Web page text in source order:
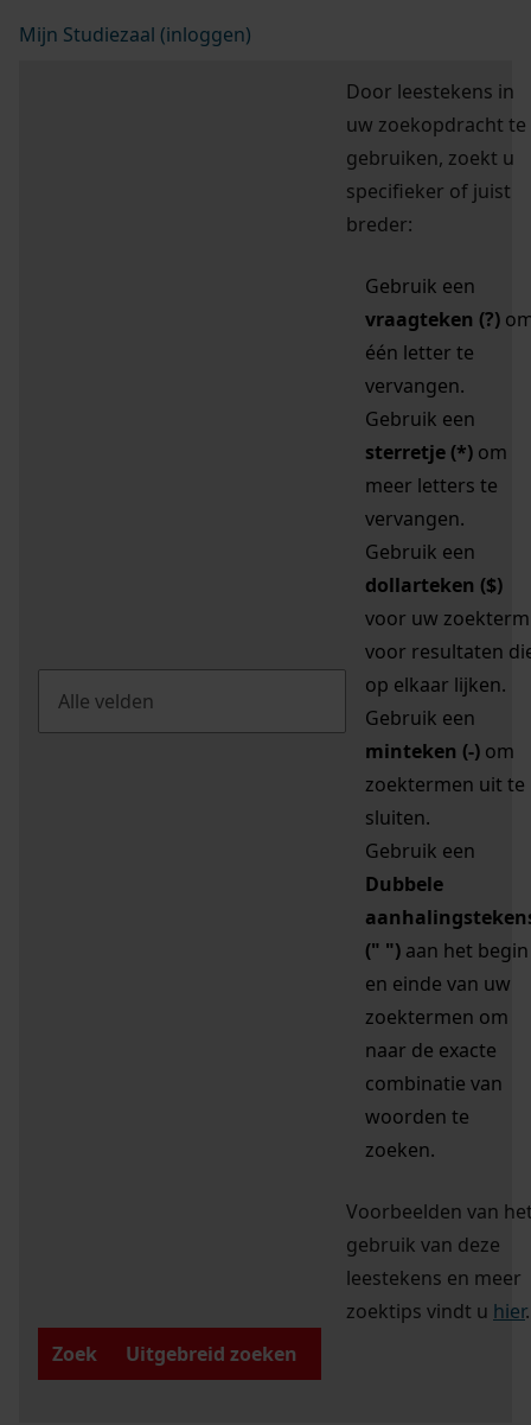
Mijn Studiezaal (inloggen)
Door leestekens in
uw zoekopdracht te
gebruiken, zoekt u
specifieker of juist
breder:
Gebruik een
vraagteken (?)
één letter te
vervangen.
Gebruik een
sterretje (*) om
meer letters te
vervangen.
Gebruik een
dollarteken ($)
voor uw zoekterm
voor resultaten
op elkaar lijken.
Gebruik een
minteken (-) om
zoektermen uit te
sluiten.
Gebruik een
Dubbele
(" ") aan het begin
en einde van uw
zoektermen om
naar de exacte
combinatie van
woorden te
zoeken.
Voorbeelden van
gebruik van deze
leestekens en meer
zoektips vindt u hier.
Zoek
Uitgebreid zoeken